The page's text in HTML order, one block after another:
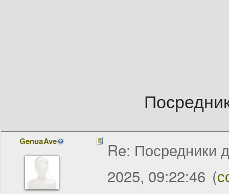
GenuaAve
Re: Посредники
2025, 09:22:46 (